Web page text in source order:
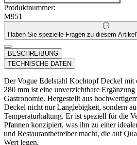
Produktnummer:
M951
Haben Sie spezielle Fragen zu diesem
BESCHREIBUNG
TECHNISCHE DATEN
Der Vogue Edelstahl Kochtopf Deckel mit
280 mm ist eine unverzichtbare
Gastronomie. Hergestellt aus
Deckel nicht nur Langlebigkeit, sondern
Temperaturhaltung. Er ist speziell für die
Pfannen konzipiert, was ihn zu einer
und Restaurantbetreiber macht, die auf
Wert legen.